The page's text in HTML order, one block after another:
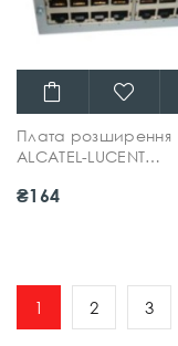
Плата розширення
ALCATEL-LUCENT
₴164
1 2 3